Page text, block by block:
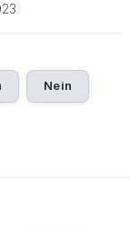
Nein